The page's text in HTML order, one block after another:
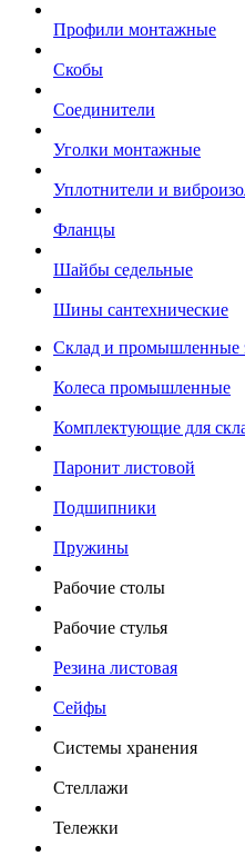
Профили монтажные
Скобы
Соединители
Уголки монтажные
Уплотнители и
Фланцы
Шайбы седельные
Шины сантехнические
Склад и промышленные
Колеса промышленные
Комплектующие для
Паронит листовой
Подшипники
Пружины
Рабочие столы
Рабочие стулья
Резина листовая
Сейфы
Системы хранения
Стеллажи
Тележки